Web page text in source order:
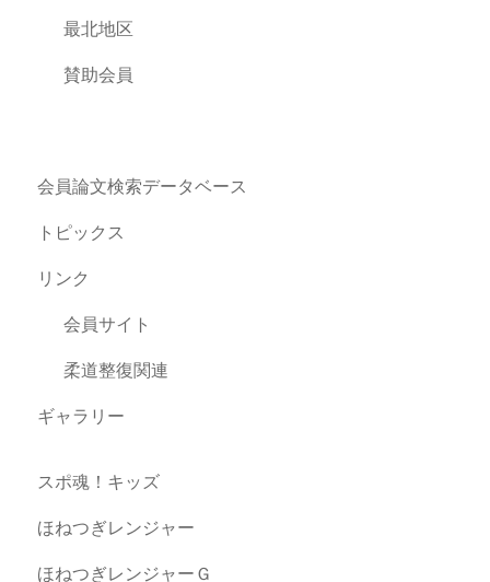
最北地区
賛助会員
会員論文検索データベース
トピックス
リンク
会員サイト
柔道整復関連
ギャラリー
スポ魂！キッズ
ほねつぎレンジャー
ほねつぎレンジャーＧ